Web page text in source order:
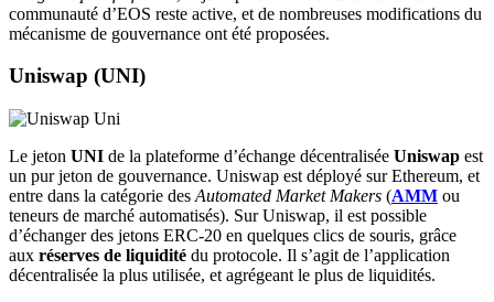
communauté d’EOS reste active, et de nombreuses modifications du
mécanisme de gouvernance ont été proposées.
Uniswap (UNI)
Le jeton UNI de la plateforme d’échange décentralisée Uniswap est
un pur jeton de gouvernance. Uniswap est déployé sur Ethereum, et
entre dans la catégorie des Automated Market Makers (AMM ou
teneurs de marché automatisés). Sur Uniswap, il est possible
d’échanger des jetons ERC-20 en quelques clics de souris, grâce
aux réserves de liquidité du protocole. Il s’agit de l’application
décentralisée la plus utilisée, et agrégeant le plus de liquidités.